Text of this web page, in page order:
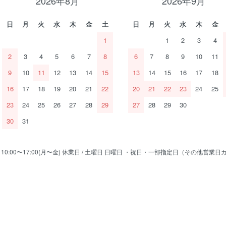
日 月 火 水 木 金
土
1
2
3 4 5 6 7
8
9
10 11 12 13 14
15
16
17 18 19 20 21
22
23
24 25 26 27 28
29
30
31
日 月 火 水 木 金
1
2 3 4
6
7 8 9 10 11
13
14 15 16 17 18
20
21 22 23 24 25
27
28 29 30
〜17:00(月〜金) 休業日 / 土曜日 日曜日 ・祝日・一部指定日（その他営業日